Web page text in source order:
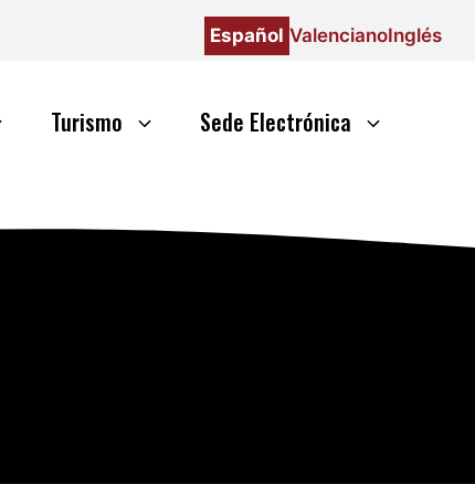
Español ValencianoInglés
Turismo Sede Electrónica